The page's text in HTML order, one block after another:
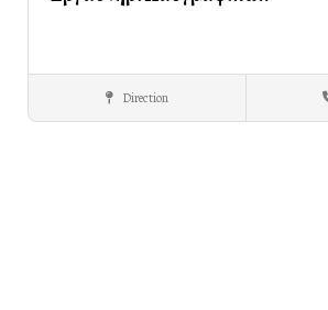
ΛαογραφικόςDirection